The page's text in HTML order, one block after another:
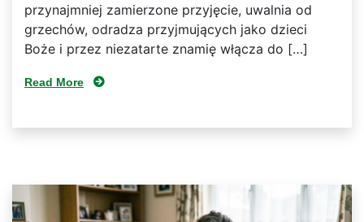
przynajmniej zamierzone przyjęcie, uwalnia od
grzechów, odradza przyjmujących jako dzieci
Boże i przez niezatarte znamię włącza do […]
Read More